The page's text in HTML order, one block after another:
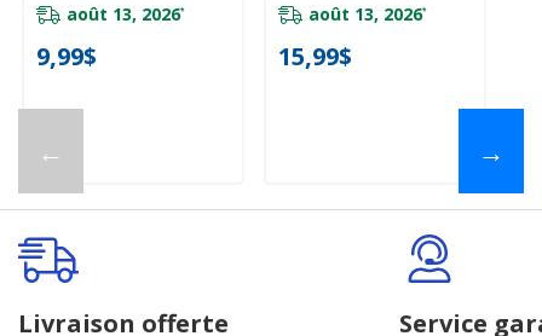
←
août 13, 2026*
9,99$
août 13, 2026*
15,99$
→
Livraison offerte Service